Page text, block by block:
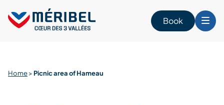
content
Book
Home> Picnic area of Hameau